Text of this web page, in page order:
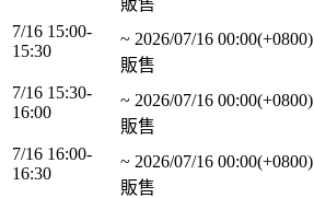
7/16 15:00-
15:30
~ 2026/07/16 00:00(+0800)
販售
7/16 15:30-
16:00
~ 2026/07/16 00:00(+0800)
販售
7/16 16:00-
16:30
~ 2026/07/16 00:00(+0800)
販售